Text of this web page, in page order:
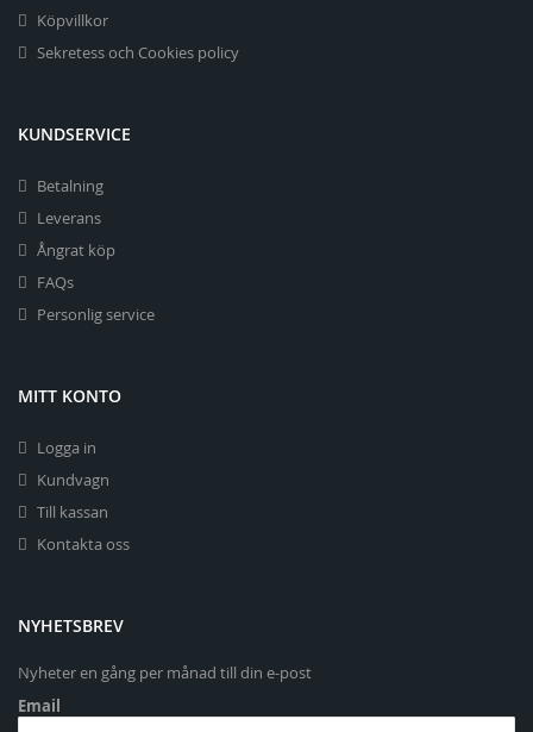
Köpvillkor
Sekretess och Cookies policy
KUNDSERVICE
Betalning
Leverans
Ångrat köp
FAQs
Personlig service
MITT KONTO
Logga in
Kundvagn
Till kassan
Kontakta oss
NYHETSBREV
Nyheter en gång per månad till din e-post
Email